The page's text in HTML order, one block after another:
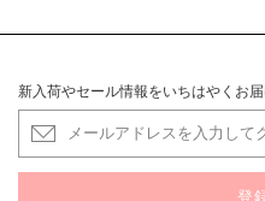
新入荷やセール情報をいちはやくお届
登